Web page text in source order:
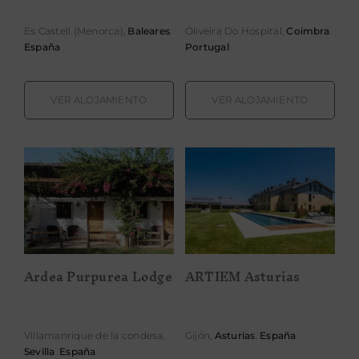
PROPÓSITO
ÁREA HOTELES
Es Castell (Menorca), Baleares.
España
VER ALOJAMIENTO
Oliveira Do Hospital,Coimbra.
Portugal
VER ALOJAMIENTO
Ardea Purpurea
Lodge
Ardea Purpurea Lodge
Villamanrique de la condesa,
Sevilla . España
ARTIEM
Asturias
ARTIEM Asturias
Gijón, Asturias. España